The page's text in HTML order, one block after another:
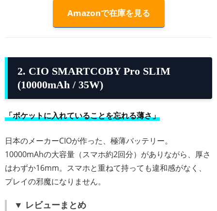
Amazonで在庫を見る
2. CIO SMARTCOBY Pro SLIM
(10000mAh / 35W)
「ポケットに入れていることを忘れる薄さ」
日本のメーカーCIOが作った、極薄バッテリー。
10000mAhの大容量（スマホ約2回分）がありながら、厚さ
はわずか16mm。スマホと重ねて持っても違和感がなく、
プレイの邪魔になりません。
▼ レビューまとめ